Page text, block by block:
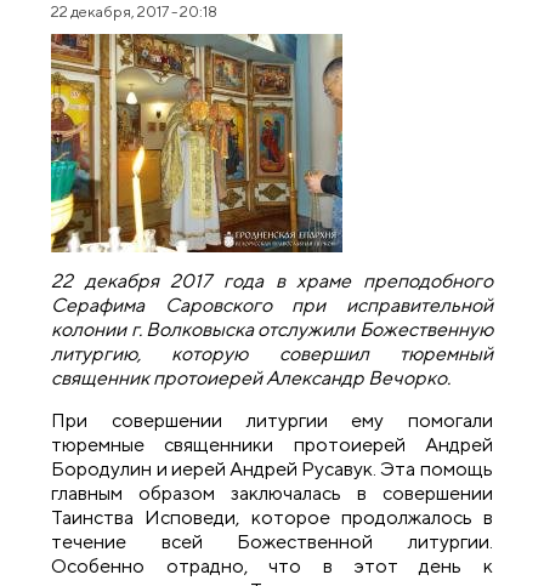
22 декабря, 2017 - 20:18
22 декабря 2017 года в храме преподобного
Серафима Саровского при исправительной
колонии г. Волковыска отслужили Божественную
литургию, которую совершил тюремный
священник протоиерей Александр Вечорко.
При совершении литургии ему помогали
тюремные священники протоиерей Андрей
Бородулин и иерей Андрей Русавук. Эта помощь
главным образом заключалась в совершении
Таинства Исповеди, которое продолжалось в
течение всей Божественной литургии.
Особенно отрадно, что в этот день к